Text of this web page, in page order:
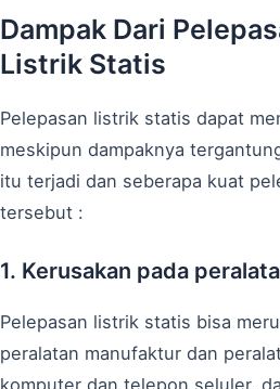
Dampak Dari
Listrik Statis
Pelepasan listrik statis dapat
meskipun dampaknya
itu terjadi dan seberapa kuat
tersebut :
1. Kerusakan pada
Pelepasan listrik statis bisa
peralatan manufaktur dan